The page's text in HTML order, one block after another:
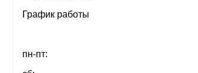
График работы
пн-пт: